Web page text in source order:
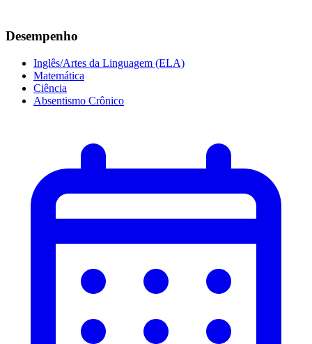
Desempenho
Inglês/Artes da Linguagem (ELA)
Matemática
Ciência
Absentismo Crônico